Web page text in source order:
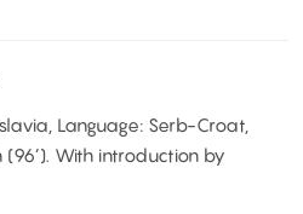
Language: Serb-Croat,
(96’). With introduction by